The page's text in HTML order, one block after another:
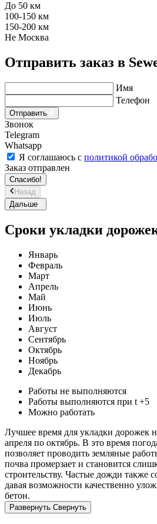
До 50 км
100-150 км
150-200 км
Не Москва
Отправить заказ в
Имя
Телефон
Отправить
Звонок
Telegram
Whatsapp
Я соглашаюсь с политикой
Заказ отправлен
Спасибо!
Назад
Дальше
Сроки укладки
Январь
Февраль
Март
Апрель
Май
Июнь
Июль
Август
Сентябрь
Октябрь
Ноябрь
Декабрь
Работы не выполняются
Работы выполняются при t +5
Можно работать
Лучшее время для укладки дорожек
апреля по октябрь. В это время
позволяет проводить земляные
почва промерзает и становится
строительству. Частые дожди также
давая возможности качественно
бетон.
Развернуть Свернуть